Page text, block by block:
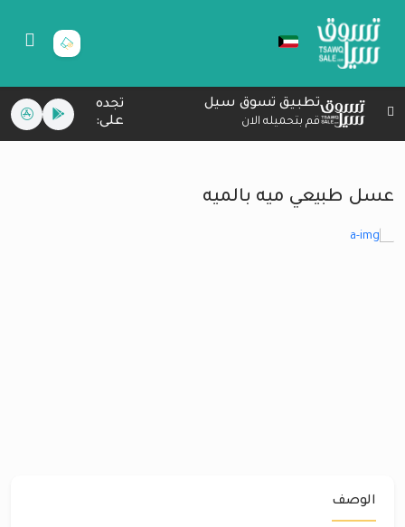
تطبيق تسوق سيل
قم بتحميله الان
تجده
على:
عسل طبيعي ميه بالميه
الوصف